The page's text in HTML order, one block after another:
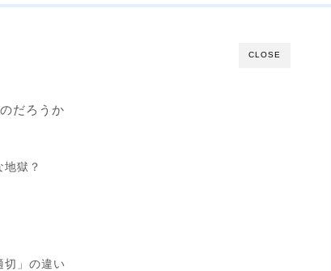
CLOSE
だろうか
地獄？
切」の違い